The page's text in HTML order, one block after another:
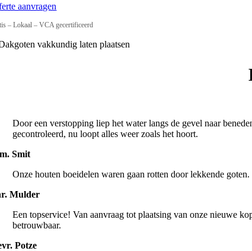
aanvragen
– Lokaal – VCA gecertificeerd
Door een verstopping liep het water langs de gevel naar
gecontroleerd, nu loopt alles weer zoals het hoort.
Smit
Onze houten boeidelen waren gaan rotten door lekkende
Mulder
Een topservice! Van aanvraag tot plaatsing van onze nieuwe
betrouwbaar.
Potze